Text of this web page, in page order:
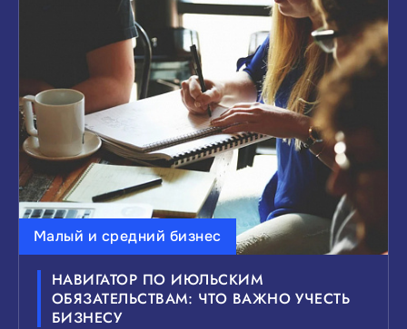
Малый и средний бизнес
НАВИГАТОР ПО ИЮЛЬСКИМ
ОБЯЗАТЕЛЬСТВАМ: ЧТО ВАЖНО УЧЕСТЬ
БИЗНЕСУ